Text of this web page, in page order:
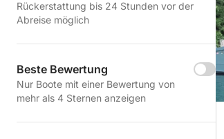
Rückerstattung bis 24 Stunden vor der
Abreise möglich
Beste Bewertung
Nur Boote mit einer Bewertung von
mehr als 4 Sternen anzeigen